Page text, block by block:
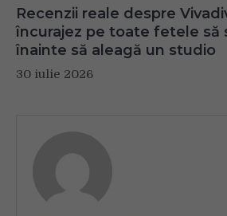
Recenzii reale despre
încurajez pe toate fetele să
înainte să aleagă un studio
30 iulie 2026